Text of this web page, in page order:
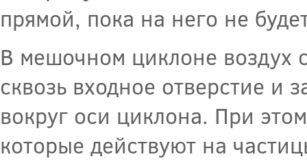
прямой, пока на него не
В мешочном циклоне воздух
сквозь входное отверстие и
вокруг оси циклона. При
которые действуют на